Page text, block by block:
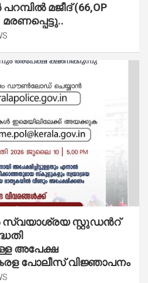
മജീദ് (66,OP
മരണപ്പെട്ടു..
സ്വയാശ്രയ സ്റ്റുഡന്‍റ്
അപേക്ഷ
പോലീസ് വിജ്ഞാപനം